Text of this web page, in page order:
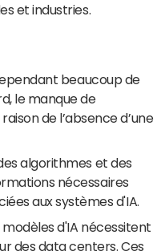
et industries.
beaucoup de
le manque de
de l’absence d’une
algorithmes et des
nécessaires
aux systèmes d'IA.
d'IA nécessitent
des data centers. Ces